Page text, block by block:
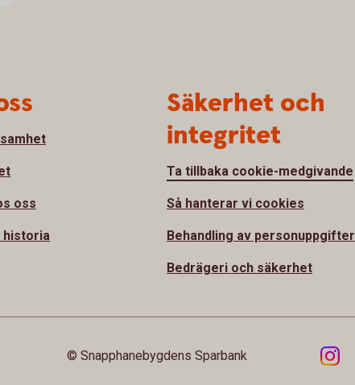
oss
historia
Säkerhet och
integritet
Ta tillbaka cookie-medgivande
Så hanterar vi cookies
Behandling av personuppgifter
Bedrägeri och säkerhet
© Snapphanebygdens Sparbank